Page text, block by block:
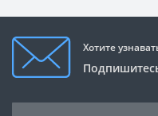
Хотите